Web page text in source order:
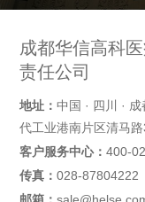
成都华信高科
责任公司
地址：中国 · 四川 ·
代工业港南片区清马
客户服务中心：400-
传真：028-87804222